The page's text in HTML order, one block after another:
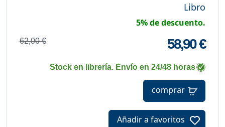
Libro
5% de descuento.
62,00 € 58,90 €
Stock en librería. Envío en 24/48 horas
comprar
Añadir a favoritos